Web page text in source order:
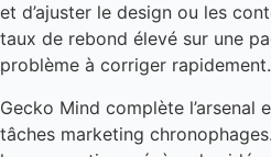
et d’ajuster le design ou les
taux de rebond élevé sur une
problème à corriger rapidement.
Gecko Mind complète l’arsenal
tâches marketing